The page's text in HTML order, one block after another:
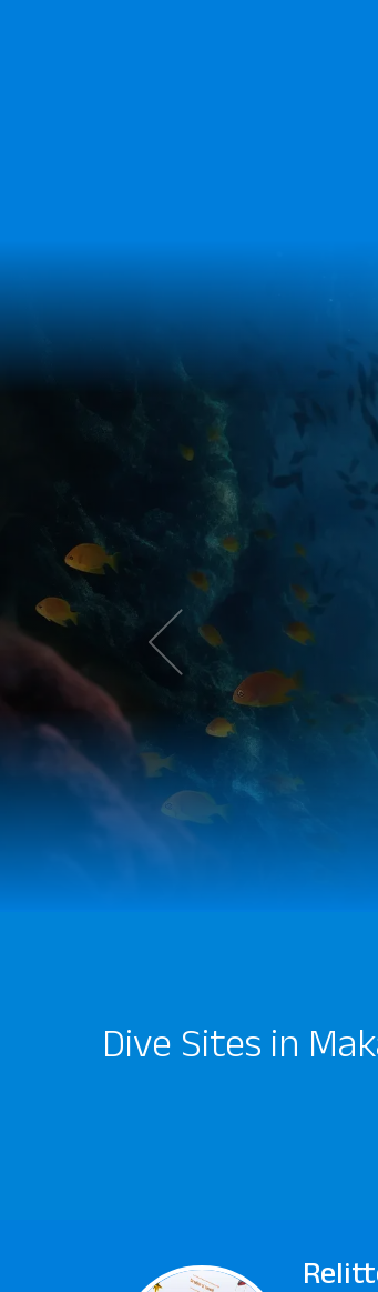
Dive Sites in